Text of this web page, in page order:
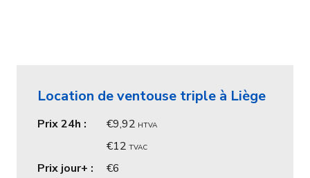
Location de ventouse triple à Liège
Prix 24h : 9,92 HTVA
12 TVAC
Prix jour+ :
6